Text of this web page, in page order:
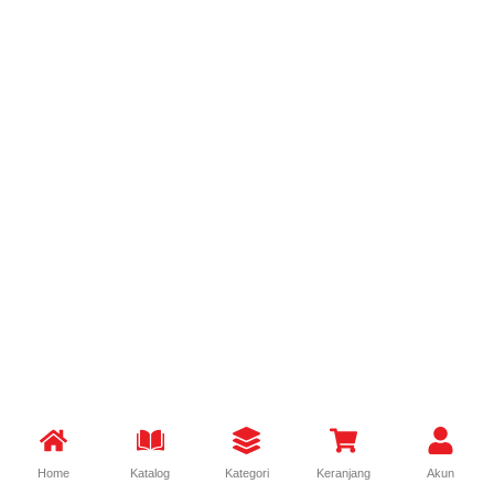
Home Katalog Kategori Keranjang Akun